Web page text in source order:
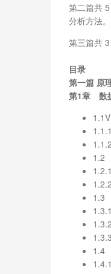
第二篇共
分析方法。
第三篇共
目录
第一篇 原
第1章 数
1.2
1.3
1.4